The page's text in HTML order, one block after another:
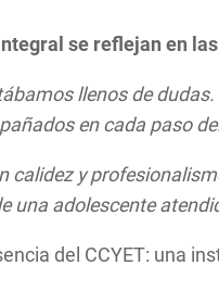
se reflejan en
llenos de
en cada paso
calidez y
una adolescente
del CCYET: una